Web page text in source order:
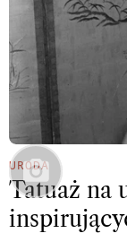
URODA
Tatuaż na